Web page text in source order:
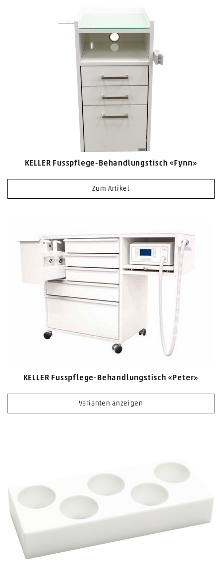
KELLER Fusspflege-Behandlungstisch «Fynn»
Zum Artikel
KELLER Fusspflege-Behandlungstisch «Peter»
Varianten anzeigen